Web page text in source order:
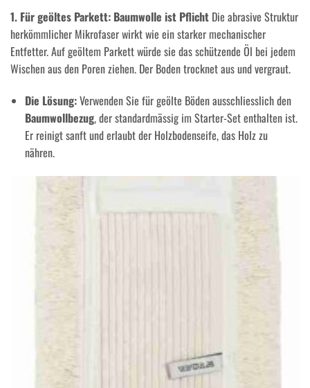
1. Für geöltes Parkett: Baumwolle ist Pflicht Die abrasive Struktur
herkömmlicher Mikrofaser wirkt wie ein starker mechanischer
Entfetter. Auf geöltem Parkett würde sie das schützende Öl bei jedem
Wischen aus den Poren ziehen. Der Boden trocknet aus und vergraut.
Die Lösung:Verwenden Sie für geölte Böden ausschliesslich den
Baumwollbezug, der standardmässig im Starter-Set enthalten ist.
Er reinigt sanft und erlaubt der Holzbodenseife, das Holz zu
nähren.